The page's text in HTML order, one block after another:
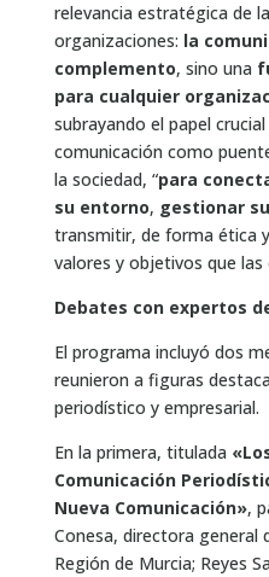
relevancia estratégica de
organizaciones: la
complemento, sino una
para cualquier
subrayando el papel
comunicación como
la sociedad, “para
su entorno, gestionar
transmitir, de forma ética
valores y objetivos que las
Debates con expertos
El programa incluyó dos
reunieron a figuras
periodístico y empresarial.
En la primera, titulada
Comunicación
Nueva Comunicación»,
Conesa, directora general
Región de Murcia; Reyes